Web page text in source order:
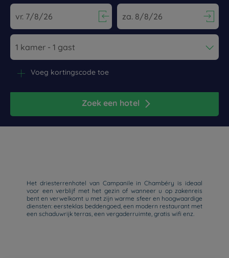
Navigate forward to interact with the calendar and select a
Navigate backward to interact
Zoek een hotel
Voeg kortingscode toe
Het driesterrenhotel van Campanile in Chambéry is ideaal
voor een verblijf met het gezin of wanneer u op zakenreis
bent en verwelkomt u met zijn warme sfeer en hoogwaardige
diensten: eersteklas beddengoed, een modern restaurant met
een schaduwrijk terras, een vergaderruimte, gratis wifi enz.